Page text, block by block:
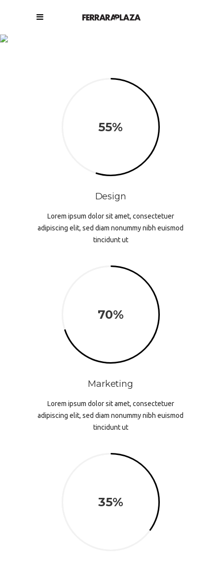
55
Design
Lorem ipsum dolor sit amet, consectetuer
adipiscing elit, sed diam nonummy nibh euismod
tincidunt ut
70
Marketing
Lorem ipsum dolor sit amet, consectetuer
adipiscing elit, sed diam nonummy nibh euismod
tincidunt ut
35